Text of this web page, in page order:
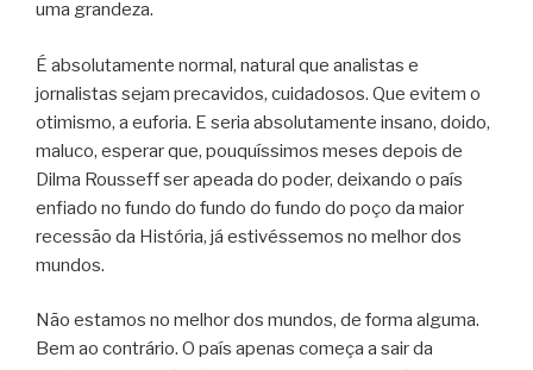
uma grandeza.
É absolutamente normal, natural que analistas e
jornalistas sejam precavidos, cuidadosos. Que evitem o
otimismo, a euforia. E seria absolutamente insano, doido,
maluco, esperar que, pouquíssimos meses depois de
Dilma Rousseff ser apeada do poder, deixando o país
enfiado no fundo do fundo do fundo do poço da maior
recessão da História, já estivéssemos no melhor dos
mundos.
Não estamos no melhor dos mundos, de forma alguma.
Bem ao contrário. O país apenas começa a sair da